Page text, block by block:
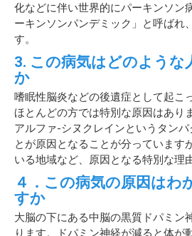
化などに伴い世界的にパーキンソン
ーキンソンパンデミック」と呼ばれ
す。
3. この病気はどのような
か
嗜眠性脳炎などの後遺症として起こ
ほとんどの方では特別な原因はあり
アルファ-シヌクレインというタン
とが原因となることが分っています
いる地域など、原因となる特別な理
４．この病気の原因はわ
すか
大脳の下にある中脳の黒質ドパミン
ります。ドパミン神経が減ると体が